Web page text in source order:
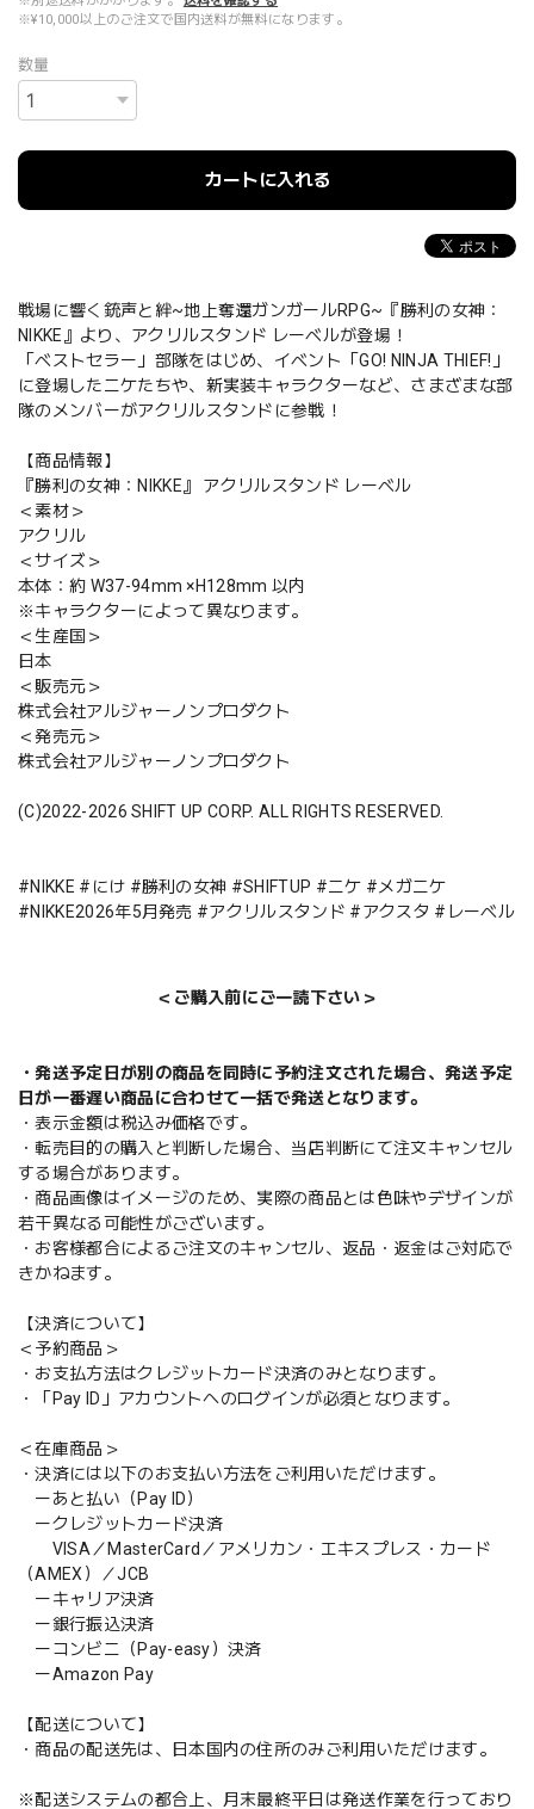
※¥10,000以上のご注文で国内送料が無料になります。
数量
カートに入れる
戦場に響く銃声と絆~地上奪還ガンガールRPG~『勝利の女神：
NIKKE』より、アクリルスタンド レーベルが登場！
「ベストセラー」部隊をはじめ、イベント「GO! NINJA THIEF!」
に登場したニケたちや、新実装キャラクターなど、さまざまな部
隊のメンバーがアクリルスタンドに参戦！
【商品情報】
『勝利の女神：NIKKE』 アクリルスタンド レーベル
＜素材＞
アクリル
＜サイズ＞
本体：約 W37-94mm ×H128mm 以内
※キャラクターによって異なります。
＜生産国＞
日本
＜販売元＞
株式会社アルジャーノンプロダクト
＜発売元＞
株式会社アルジャーノンプロダクト
(C)2022-2026 SHIFT UP CORP. ALL RIGHTS RESERVED.
#NIKKE #にけ #勝利の女神 #SHIFTUP #ニケ #メガニケ
#NIKKE2026年5月発売 #アクリルスタンド #アクスタ #レーベル
＜ご購入前にご一読下さい＞
・発送予定日が別の商品を同時に予約注文された場合、発送予定
日が一番遅い商品に合わせて一括で発送となります。
・表示金額は税込み価格です。
・転売目的の購入と判断した場合、当店判断にて注文キャンセル
する場合があります。
・商品画像はイメージのため、実際の商品とは色味やデザインが
若干異なる可能性がございます。
・お客様都合によるご注文のキャンセル、返品・返金はご対応で
きかねます。
【決済について】
＜予約商品＞
・お支払方法はクレジットカード決済のみとなります。
・「Pay ID」アカウントへのログインが必須となります。
＜在庫商品＞
・決済には以下のお支払い方法をご利用いただけます。
ーあと払い（Pay ID）
ークレジットカード決済
VISA／MasterCard／アメリカン・エキスプレス・カード
（AMEX）／JCB
ーキャリア決済
ー銀行振込決済
ーコンビニ（Pay-easy）決済
ーAmazon Pay
【配送について】
・商品の配送先は、日本国内の住所のみご利用いただけます。
※配送システムの都合上、月末最終平日は発送作業を行っており